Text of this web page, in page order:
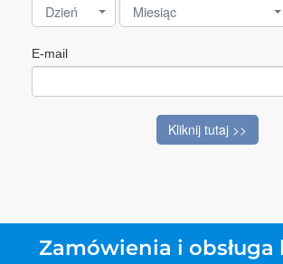
Dzień Miesiąc
E-mail
Kliknij tutaj >>
Zamówienia i obsługa